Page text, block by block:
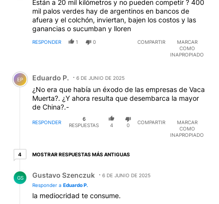
Están a 20 mil kilómetros y no pueden competir ? 400
mil palos verdes hay de argentinos en bancos de
afuera y el colchón, inviertan, bajen los costos y las
ganancias o sucumban y lloren
RESPONDER 1 0 COMPARTIR
MARCAR
COMO
INAPROPIADO
Comentario de Eduardo P..
EP Eduardo P. 6 DE JUNIO DE 2025
¿No era que había un éxodo de las empresas de Vaca
Muerta?. ¿Y ahora resulta que desembarca la mayor
de China?.-
RESPONDER
6
RESPUESTAS
4 0
COMPARTIR
MARCAR
COMO
INAPROPIADO
44 respuestas más antiguas
MOSTRAR RESPUESTAS MÁS ANTIGUAS
GS Gustavo Szenczuk
6 DE JUNIO DE 2025
Responder a Eduardo P.
la mediocridad te consume.